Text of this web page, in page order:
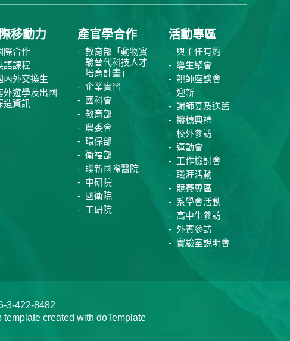
移動力
際合作
語課程
內外交換生
外遊學及出國
造資訊
產官學合作
教育部「動物實
驗替代科技人才
培育計畫」
企業實習
國科會
教育部
農委會
環保部
衛福部
聯新國際醫院
中研院
國衛院
工研院
活動專區
與主任有約
導生聚會
親師座談會
迎新
謝師宴及送舊
撥穗典禮
校外參訪
運動會
工作檢討會
職涯活動
競賽專區
系學會活動
高中生參訪
外賓參訪
實驗室說明會
3-422-8482
created with doTemplate